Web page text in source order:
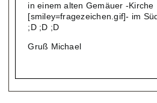
in einem alten Gemäuer -Kirche
[smiley=fragezeichen.gif]- im
;D ;D ;D
Gruß Michael